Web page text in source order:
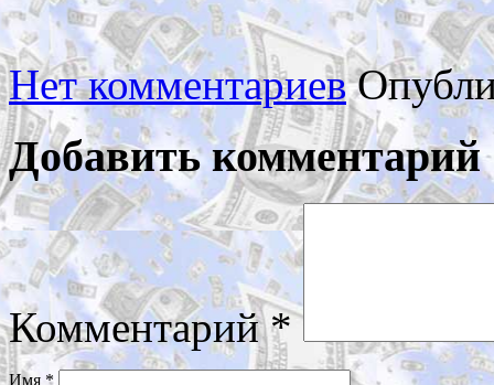
Нет комментариев
Добавить комментарий
Комментарий*
Имя *